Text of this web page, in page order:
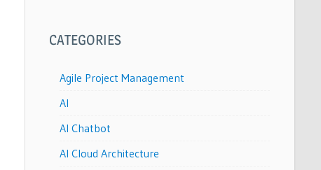
CATEGORIES
Agile Project Management
AI
AI Chatbot
AI Cloud Architecture